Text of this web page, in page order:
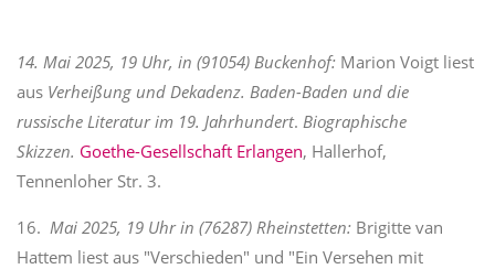
14. Mai 2025, 19 Uhr, in (91054) Buckenhof: Marion Voigt liest
aus Verheißung und Dekadenz. Baden-Baden und die
russische Literatur im 19. Jahrhundert. Biographische
Skizzen. Goethe-Gesellschaft Erlangen, Hallerhof,
Tennenloher Str. 3.
16. Mai 2025, 19 Uhr in (76287) Rheinstetten: Brigitte van
Hattem liest aus "Verschieden" und "Ein Versehen mit